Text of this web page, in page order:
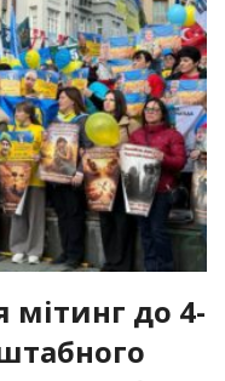
мітинг до 4-